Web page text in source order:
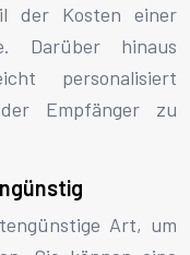
der Kosten einer
Darüber hinaus
personalisiert
Empfänger zu
Art, um